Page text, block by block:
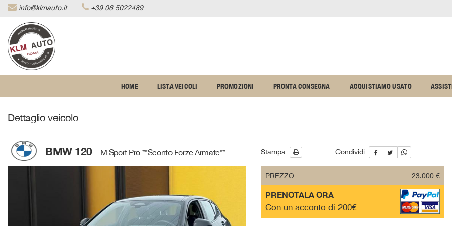
info@klmauto.it +39 06 5022489
HOME LISTA VEICOLI PROMOZIONI PRONTA CONSEGNA ACQUISTIAMO USATO
Dettaglio veicolo
BMW 120 M Sport Pro **Sconto Forze Armate** Stampa Condividi
PREZZO 23.000 €
PRENOTALA ORA
Con un acconto di 200€
tue
preferenze
di
consenso
pannello
consente
le
tue